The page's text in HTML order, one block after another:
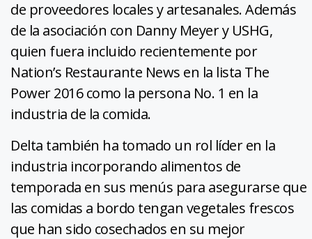
de proveedores locales y artesanales. Además
de la asociación con Danny Meyer y USHG,
quien fuera incluido recientemente por
Nation’s Restaurante News en la lista The
Power 2016 como la persona No. 1 en la
industria de la comida.
Delta también ha tomado un rol líder en la
industria incorporando alimentos de
temporada en sus menús para asegurarse que
las comidas a bordo tengan vegetales frescos
que han sido cosechados en su mejor